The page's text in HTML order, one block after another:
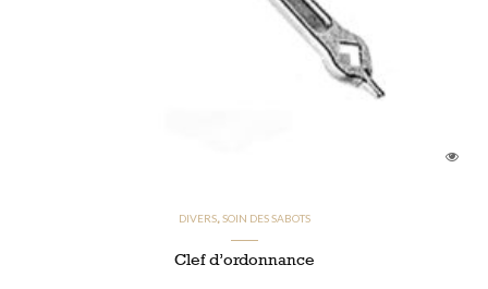
DIVERS,SOIN DES SABOTS
Clef d’ordonnance